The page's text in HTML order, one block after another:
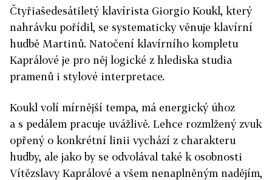
Čtyřiašedesátiletý klavírista Giorgio Koukl, který
nahrávku pořídil, se systematicky věnuje klavírní
hudbě Martinů. Natočení klavírního kompletu
Kaprálové je pro něj logické z hlediska studia
pramenů i stylové interpretace.
Koukl volí mírnější tempa, má energický úhoz
a s pedálem pracuje uvážlivě. Lehce rozmlžený zvuk
opřený o konkrétní linii vychází z charakteru
hudby, ale jako by se odvolával také k osobnosti
Vítězslavy Kaprálové a všem nenaplněným nadějím,